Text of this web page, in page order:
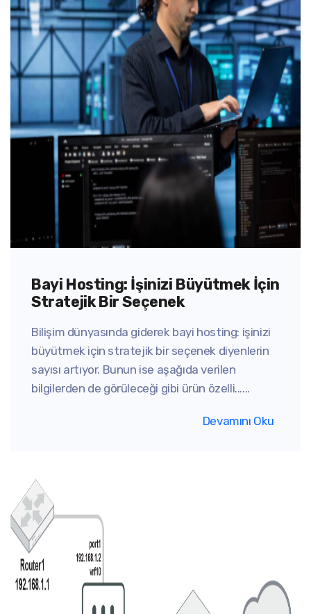
Bayi Hosting: İşinizi Büyütmek İçin
Stratejik Bir Seçenek
Bilişim dünyasında giderek bayi hosting: işinizi
büyütmek için stratejik bir seçenek diyenlerin
sayısı artıyor. Bunun ise aşağıda verilen
bilgilerden de görüleceği gibi ürün özelli......
Devamını Oku